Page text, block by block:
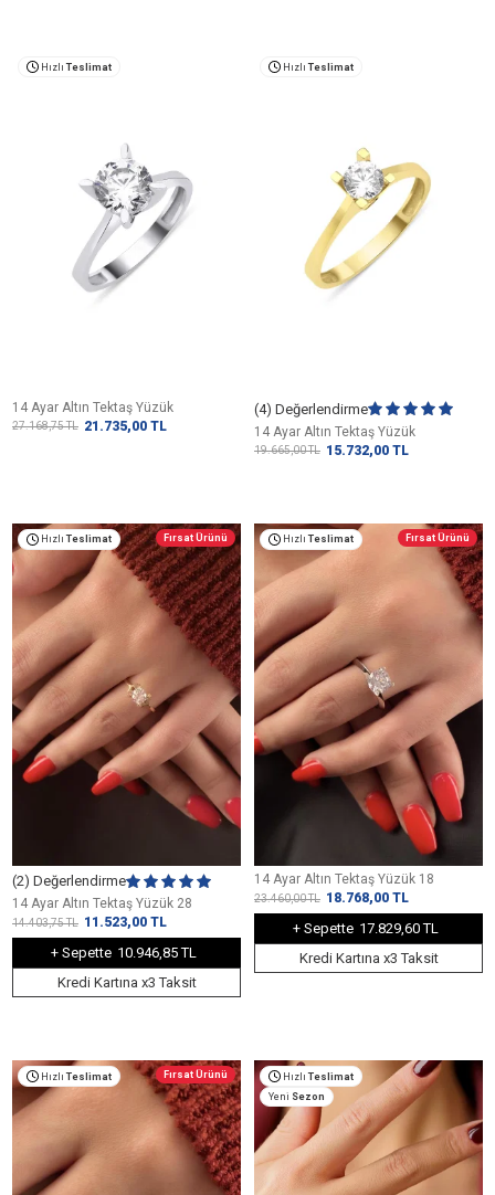
Hızlı Teslimat
14 Ayar Altın Tektaş Yüzük
27.168,75TL 21.735,00 TL
Hızlı Teslimat
(4) Değerlendirme
14 Ayar Altın Tektaş Yüzük
19.665,00TL 15.732,00 TL
Hızlı Teslimat Fırsat Ürünü
(2) Değerlendirme
14 Ayar Altın Tektaş Yüzük 28
14.403,75TL 11.523,00 TL
+ Sepette 10.946,85 TL
Kredi Kartına x3 Taksit
Hızlı Teslimat Fırsat Ürünü
14 Ayar Altın Tektaş Yüzük 18
23.460,00TL 18.768,00 TL
+ Sepette 17.829,60 TL
Kredi Kartına x3 Taksit
Hızlı Teslimat Fırsat Ürünü Hızlı Teslimat
Yeni Sezon